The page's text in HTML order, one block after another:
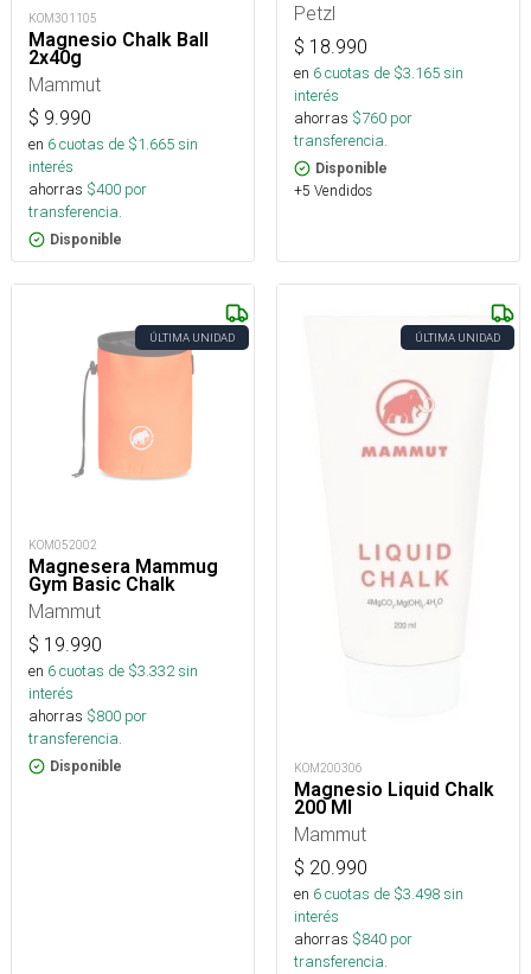
KOM301105
Magnesio Chalk Ball
2x40g
Mammut
$ 9.990
en 6cuotas de $1.665sin
interés
ahorras $400 por
transferencia.
Disponible
Petzl
$ 18.990
en 6cuotas de $3.165sin
interés
ahorras $760 por
transferencia.
Disponible
+5 Vendidos
ÚLTIMA UNIDAD
KOM052002
Magnesera Mammug
Gym Basic Chalk
Mammut
$ 19.990
en 6cuotas de $3.332sin
interés
ahorras $800 por
transferencia.
Disponible
ÚLTIMA UNIDAD
KOM200306
Magnesio Liquid Chalk
200 Ml
Mammut
$ 20.990
en 6cuotas de $3.498sin
interés
ahorras $840 por
transferencia.